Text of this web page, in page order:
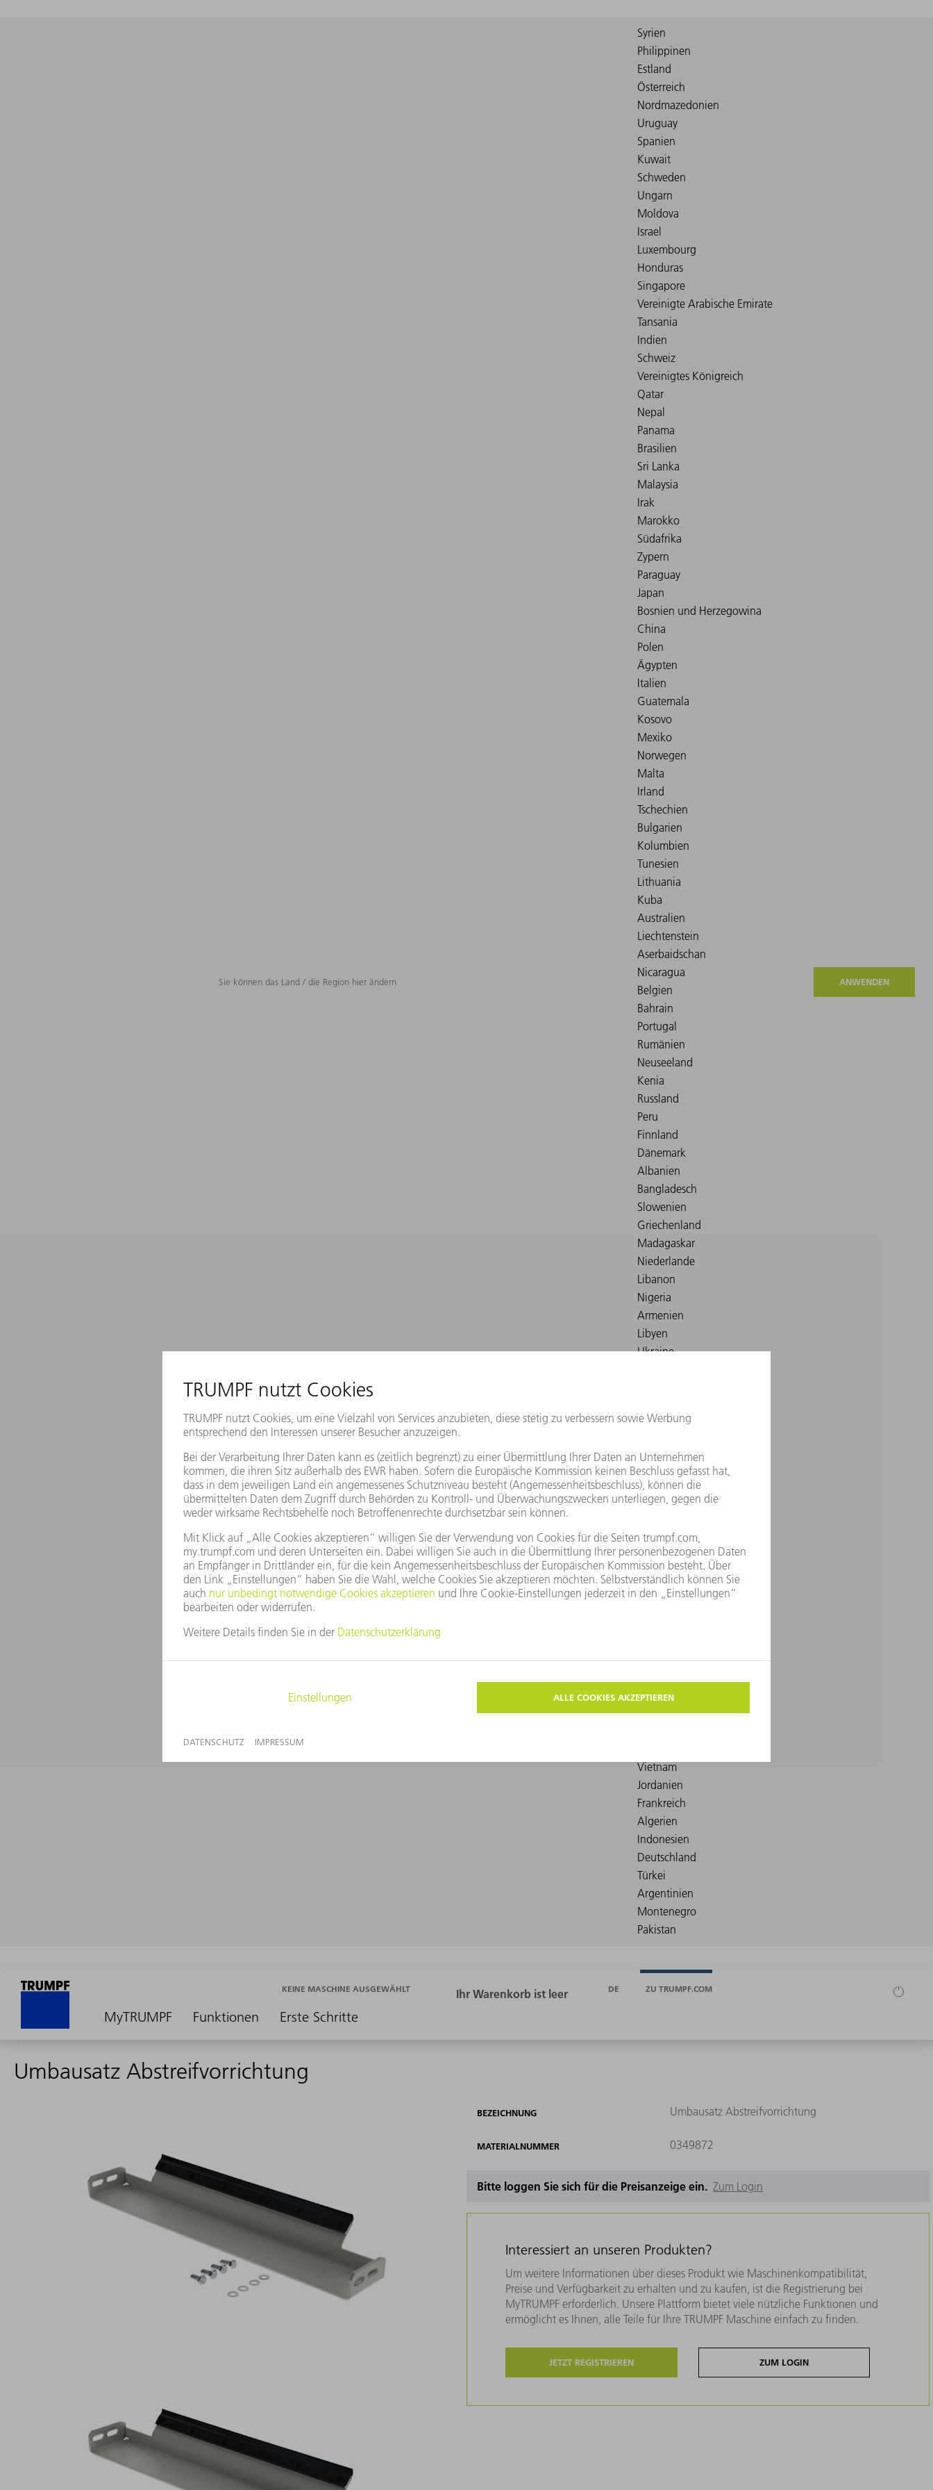
Sie können das Land / die Region hier ändern ANWENDEN
MyTRUMPF Funktionen Erste Schritte
KEINE MASCHINE AUSGEWÄHLT DE ZU TRUMPF.COM
Umbausatz Abstreifvorrichtung
BEZEICHNUNG Umbausatz Abstreifvorrichtung
MATERIALNUMMER 0349872
Bitte loggen Sie sich für die Preisanzeige ein. Zum Login
Interessiert an unseren Produkten?
Um weitere Informationen über dieses Produkt wie Maschinenkompatibilität,
Preise und Verfügbarkeit zu erhalten und zu kaufen, ist die Registrierung bei
MyTRUMPF erforderlich. Unsere Plattform bietet viele nützliche Funktionen und
ermöglicht es Ihnen, alle Teile für Ihre TRUMPF Maschine einfach zu finden.
JETZT REGISTRIEREN ZUM LOGIN